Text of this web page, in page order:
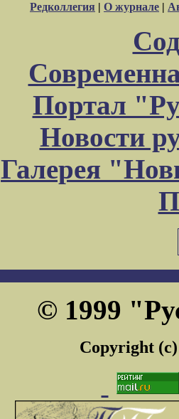
Редколлегия | О журнале |
Портал
Новости
Галерея
© 1999
Copyright